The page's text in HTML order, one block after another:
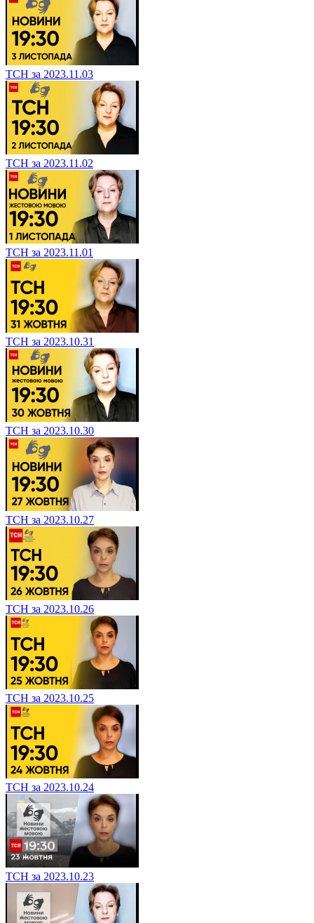
ТСН за 2023.11.03
ТСН за 2023.11.02
ТСН за 2023.11.01
ТСН за 2023.10.31
ТСН за 2023.10.30
ТСН за 2023.10.27
ТСН за 2023.10.26
ТСН за 2023.10.25
ТСН за 2023.10.24
ТСН за 2023.10.23